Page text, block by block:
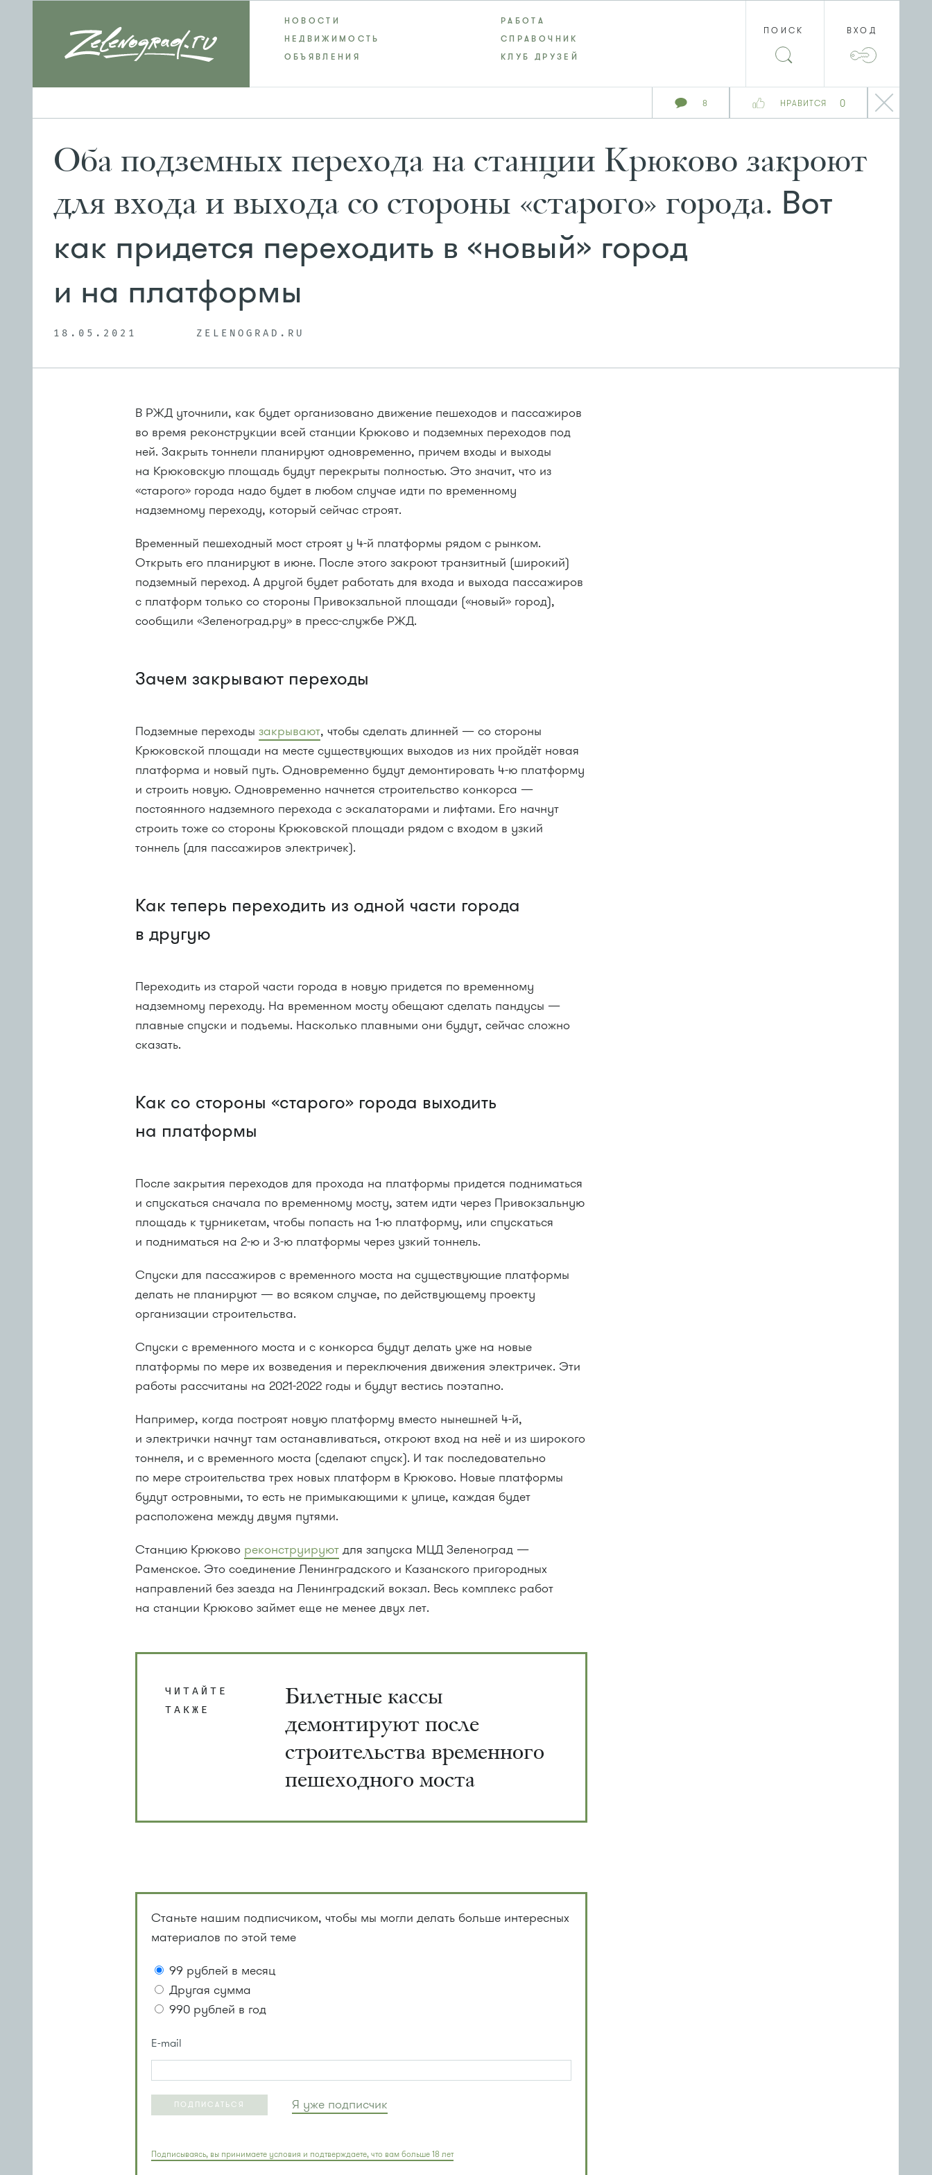
8 НРАВИТСЯ 0
НОВОСТИ
РАБОТА
НЕДВИЖИМОСТЬ
СПРАВОЧНИК
ОБЪЯВЛЕНИЯ
КЛУБ ДРУЗЕЙ
ПОИСК ВХОД
Оба подземных перехода на станции Крюково закроют
для входа и выхода со стороны «старого» города. Вот
как придется переходить в «новый» город
и на платформы
18.05.2021 ZELENOGRAD.RU
В РЖД уточнили, как будет организовано движение пешеходов и пассажиров
во время реконструкции всей станции Крюково и подземных переходов под
ней. Закрыть тоннели планируют одновременно, причем входы и выходы
на Крюковскую площадь будут перекрыты полностью. Это значит, что из
«старого» города надо будет в любом случае идти по временному
надземному переходу, который сейчас строят.
Временный пешеходный мост строят у 4-й платформы рядом с рынком.
Открыть его планируют в июне. После этого закроют транзитный (широкий)
подземный переход. А другой будет работать для входа и выхода пассажиров
с платформ только со стороны Привокзальной площади («новый» город),
сообщили «Зеленоград.ру» в пресс-службе РЖД.
Зачем закрывают переходы
Подземные переходызакрывают, чтобы сделать длинней — со стороны
Крюковской площади на месте существующих выходов из них пройдёт новая
платформа и новый путь. Одновременно будут демонтировать 4-ю платформу
и строить новую. Одновременно начнется строительство конкорса —
постоянного надземного перехода с эскалаторами и лифтами. Его начнут
строить тоже со стороны Крюковской площади рядом с входом в узкий
тоннель (для пассажиров электричек).
Как теперь переходить из одной части города
в другую
Переходить из старой части города в новую придется по временному
надземному переходу. На временном мосту обещают сделать пандусы —
плавные спуски и подъемы. Насколько плавными они будут, сейчас сложно
сказать.
Как со стороны «старого» города выходить
на платформы
После закрытия переходов для прохода на платформы придется подниматься
и спускаться сначала по временному мосту, затем идти через Привокзальную
площадь к турникетам, чтобы попасть на 1-ю платформу, или спускаться
и подниматься на 2-ю и 3-ю платформы через узкий тоннель.
Спуски для пассажиров с временного моста на существующие платформы
делать не планируют — во всяком случае, по действующему проекту
организации строительства.
Спуски с временного моста и с конкорса будут делать уже на новые
платформы по мере их возведения и переключения движения электричек. Эти
работы рассчитаны на 2021-2022 годы и будут вестись поэтапно.
Например, когда построят новую платформу вместо нынешней 4-й,
и электрички начнут там останавливаться, откроют вход на неё и из широкого
тоннеля, и с временного моста (сделают спуск). И так последовательно
по мере строительства трех новых платформ в Крюково. Новые платформы
будут островными, то есть не примыкающими к улице, каждая будет
расположена между двумя путями.
Станцию Крюково реконструируют для запуска МЦД Зеленоград —
Раменское. Это соединение Ленинградского и Казанского пригородных
направлений без заезда на Ленинградский вокзал. Весь комплекс работ
на станции Крюково займет еще не менее двух лет.
ЧИТАЙТЕ
ТАКЖЕ
Билетные кассы
демонтируют после
строительства временного
пешеходного моста
Станьте нашим подписчиком, чтобы мы могли делать больше интересных
материалов по этой теме
99 рублей в месяц
Другая сумма
990 рублей в год
E-mail
ПОДПИСАТЬСЯ Я уже подписчик
Подписываясь, вы принимаете условия и подтверждаете, что вам больше 18 лет